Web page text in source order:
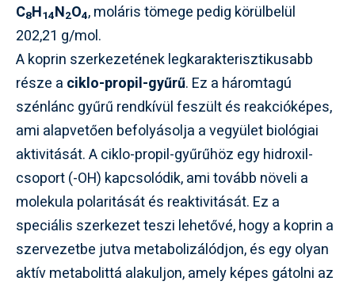
C8H14N2O4, moláris tömege pedig körülbelül
202,21 g/mol.
A koprin szerkezetének legkarakterisztikusabb
része a ciklo-propil-gyűrű. Ez a háromtagú
szénlánc gyűrű rendkívül feszült és reakcióképes,
ami alapvetően befolyásolja a vegyület biológiai
aktivitását. A ciklo-propil-gyűrűhöz egy hidroxil-
csoport (-OH) kapcsolódik, ami tovább növeli a
molekula polaritását és reaktivitását. Ez a
speciális szerkezet teszi lehetővé, hogy a koprin a
szervezetbe jutva metabolizálódjon, és egy olyan
aktív metabolittá alakuljon, amely képes gátolni az